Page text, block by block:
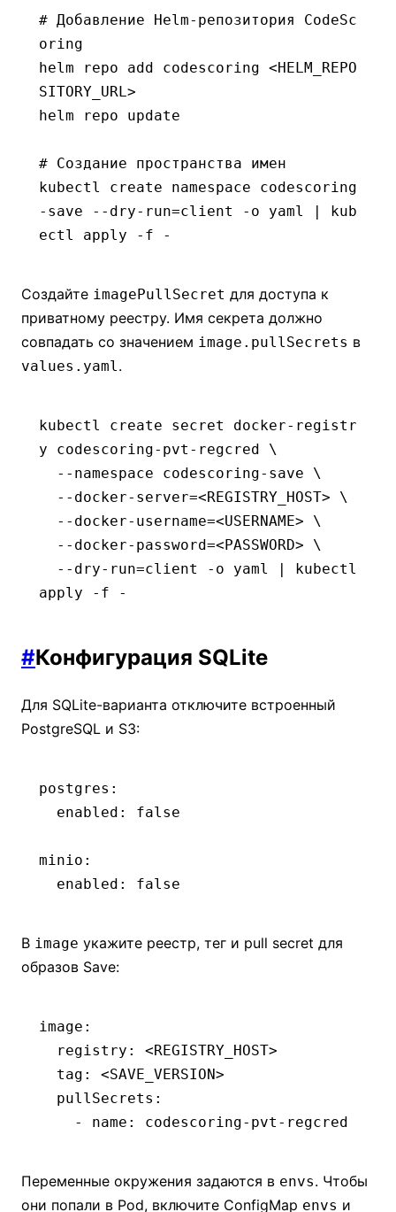
# Добавление Helm-репозитория CodeSc
oring
helm repo add codescoring <HELM_REPO
SITORY_URL>
helm repo update
# Создание пространства имен
kubectl
create namespace codescoring
-save --dry-run=client -o yaml
kub
ectl
apply -f -
Создайте imagePullSecret для доступа к
приватному реестру. Имя секрета должно
совпадать со значением image.pullSecrets в
values.yaml.
kubectl create secret
docker-registr
y codescoring-pvt-regcred
\
  --namespace
codescoring-save \
  --docker-server=
<REGISTRY_HOST> \
  --docker-username=
<USERNAME> \
  --docker-password=
< PASSWORD> \
  --dry-run=client
-o yaml
kubectl
apply -f -
#Конфигурация SQLite
Для SQLite-варианта отключите встроенный
PostgreSQL и S3:
postgres :
  enabled
: false
minio :
  enabled
: false
В image укажите реестр, тег и pull secret для
образов Save:
image :
  registry
:
<REGISTRY_HOST>
  tag
:
<SAVE_VERSION>
  pullSecrets
:
    -
name : codescoring-pvt-regcred
Переменные окружения задаются в envs. Чтобы
они попали в Pod, включите ConfigMap envs и